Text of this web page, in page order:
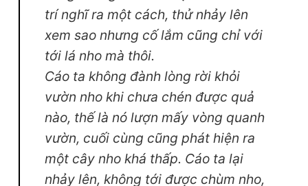
trí nghĩ ra một cách, thử nhảy lên
xem sao nhưng cố lắm cũng chỉ với
tới lá nho mà thôi.
Cáo ta không đành lòng rời khỏi
vườn nho khi chưa chén được quả
nào, thế là nó lượn mấy vòng quanh
vườn, cuối cùng cũng phát hiện ra
một cây nho khá thấp. Cáo ta lại
nhảy lên, không tới được chùm nho,